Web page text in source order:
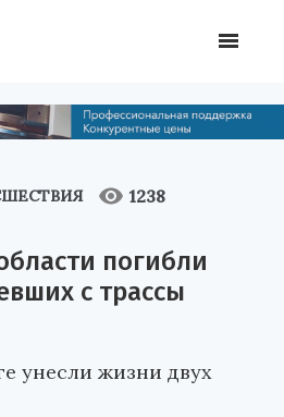
1238
погибли
с трассы
унесли жизни двух